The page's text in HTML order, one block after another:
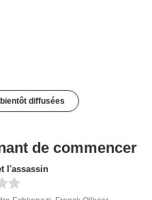
diffusées
de commencer
l'assassin